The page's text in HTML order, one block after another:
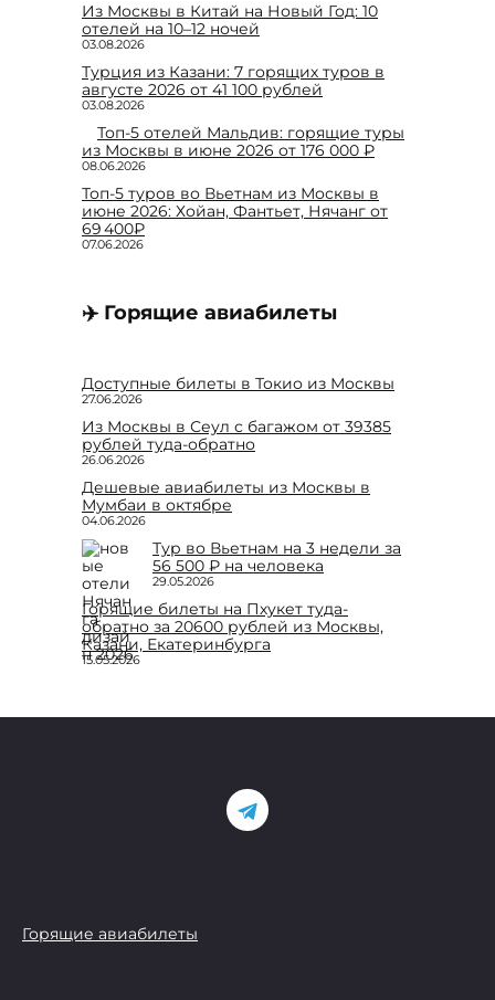
Из Москвы в Китай на Новый Год: 10
отелей на 10–12 ночей
03.08.2026
Турция из Казани: 7 горящих туров в
августе 2026 от 41 100 рублей
03.08.2026
Топ-5 отелей Мальдив: горящие туры
из Москвы в июне 2026 от 176 000 ₽
08.06.2026
Топ-5 туров во Вьетнам из Москвы в
июне 2026: Хойан, Фантьет, Нячанг от
69 400₽
07.06.2026
✈️ Горящие авиабилеты
Доступные билеты в Токио из Москвы
27.06.2026
Из Москвы в Сеул с багажом от 39385
рублей туда-обратно
26.06.2026
Дешевые авиабилеты из Москвы в
Мумбаи в октябре
04.06.2026
Тур во Вьетнам на 3 недели за
56 500 ₽ на человека
29.05.2026
Горящие билеты на Пхукет туда-
обратно за 20600 рублей из Москвы,
Казани, Екатеринбурга
15.05.2026
Горящие авиабилеты